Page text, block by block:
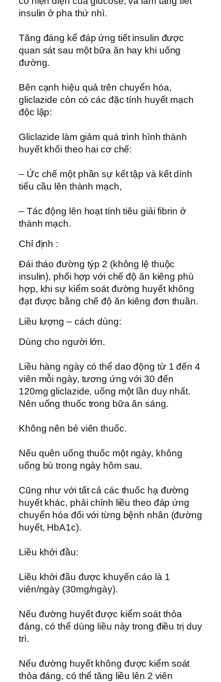
insulin ở pha thứ nhì.
Tăng đáng kể đáp ứng tiết insulin được
quan sát sau một bữa ăn hay khi uống
đường.
Bên cạnh hiệu quả trên chuyển hóa,
gliclazide còn có các đặc tính huyết mạch
độc lập:
Gliclazide làm giảm quá trình hình thành
huyết khối theo hai cơ chế:
– Ức chế một phần sự kết tập và kết dính
tiểu cầu lên thành mạch,
– Tác động lên hoạt tính tiêu giải fibrin ở
thành mạch.
Chỉ định :
Ðái tháo đường týp 2 (không lệ thuộc
insulin), phối hợp với chế độ ăn kiêng phù
hợp, khi sự kiểm soát đường huyết không
đạt được bằng chế độ ăn kiêng đơn thuần.
Liều lượng – cách dùng:
Dùng cho người lớn.
Liều hàng ngày có thể dao động từ 1 đến 4
viên mỗi ngày, tương ứng với 30 đến
120mg gliclazide, uống một lần duy nhất.
Nên uống thuốc trong bữa ăn sáng.
Không nên bẻ viên thuốc.
Nếu quên uống thuốc một ngày, không
uống bù trong ngày hôm sau.
Cũng như với tất cả các thuốc hạ đường
huyết khác, phải chỉnh liều theo đáp ứng
chuyển hóa đối với từng bệnh nhân (đường
huyết, HbA1c).
Liều khởi đầu:
Liều khởi đầu được khuyến cáo là 1
viên/ngày (30mg/ngày).
Nếu đường huyết được kiểm soát thỏa
đáng, có thể dùng liều này trong điều trị duy
trì.
Nếu đường huyết không được kiểm soát
thỏa đáng, có thể tăng liều lên 2 viên